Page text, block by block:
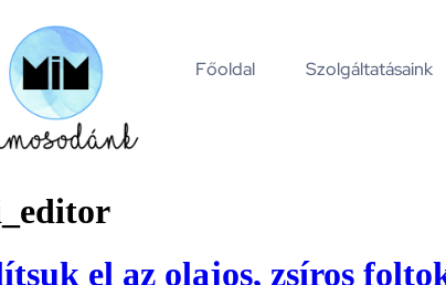
Főoldal Szolgáltatásaink
el az olajos, zsíros